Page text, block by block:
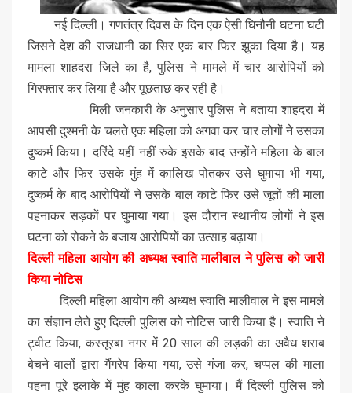
नई दिल्ली। गणतंत्र दिवस के दिन एक ऐसी घिनौनी घटना घटी
जिसने देश की राजधानी का सिर एक बार फिर झुका दिया है। यह
मामला शाहदरा जिले का है, पुलिस ने मामले में चार आरोपियों को
गिरफ्तार कर लिया है और पूछताछ कर रही है।
मिली जनकारी के अनुसार पुलिस ने बताया शाहदरा में
आपसी दुश्मनी के चलते एक महिला को अगवा कर चार लोगों ने उसका
दुष्कर्म किया। दरिंदे यहीं नहीं रुके इसके बाद उन्होंने महिला के बाल
काटे और फिर उसके मुंह में कालिख पोतकर उसे घुमाया भी गया,
दुष्कर्म के बाद आरोपियों ने उसके बाल काटे फिर उसे जूतों की माला
पहनाकर सड़कों पर घुमाया गया। इस दौरान स्थानीय लोगों ने इस
घटना को रोकने के बजाय आरोपियों का उत्साह बढ़ाया।
दिल्ली महिला आयोग की अध्यक्ष स्वाति मालीवाल ने पुलिस को जारी
किया नोटिस
दिल्ली महिला आयोग की अध्यक्ष स्वाति मालीवाल ने इस मामले
का संज्ञान लेते हुए दिल्ली पुलिस को नोटिस जारी किया है। स्वाति ने
ट्वीट किया, कस्तूरबा नगर में 20 साल की लड़की का अवैध शराब
बेचने वालों द्वारा गैंगरेप किया गया, उसे गंजा कर, चप्पल की माला
पहना पूरे इलाके में मुंह काला करके घुमाया। मैं दिल्ली पुलिस को